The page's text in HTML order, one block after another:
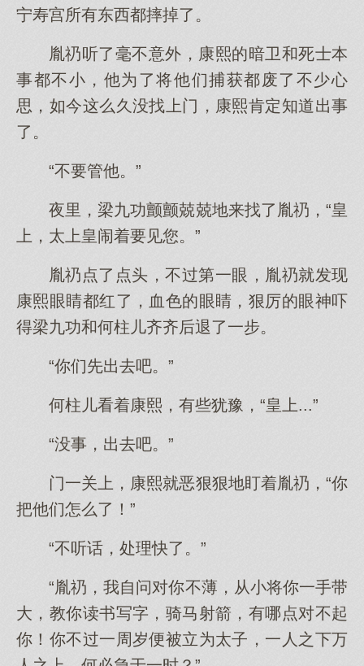
宁寿宫所有东西都摔掉了。
胤礽听了毫不意外，康熙的暗卫和死士本
事都不小，他为了将他们捕获都废了不少心
思，如今这么久没找上门，康熙肯定知道出事
了。
“不要管他。”
夜里，梁九功颤颤兢兢地来找了胤礽，“皇
上，太上皇闹着要见您。”
胤礽点了点头，不过第一眼，胤礽就发现
康熙眼睛都红了，血色的眼睛，狠厉的眼神吓
得梁九功和何柱儿齐齐后退了一步。
“你们先出去吧。”
何柱儿看着康熙，有些犹豫，“皇上...”
“没事，出去吧。”
门一关上，康熙就恶狠狠地盯着胤礽，“你
把他们怎么了！”
“不听话，处理快了。”
“胤礽，我自问对你不薄，从小将你一手带
大，教你读书写字，骑马射箭，有哪点对不起
你！你不过一周岁便被立为太子，一人之下万